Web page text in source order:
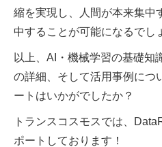
縮を実現し、人間が本来集中
中することが可能になるでし
以上、AI・機械学習の基礎知
の詳細、そして活用事例につ
ートはいかがでしたか？
トランスコスモスでは、
ポートしております！